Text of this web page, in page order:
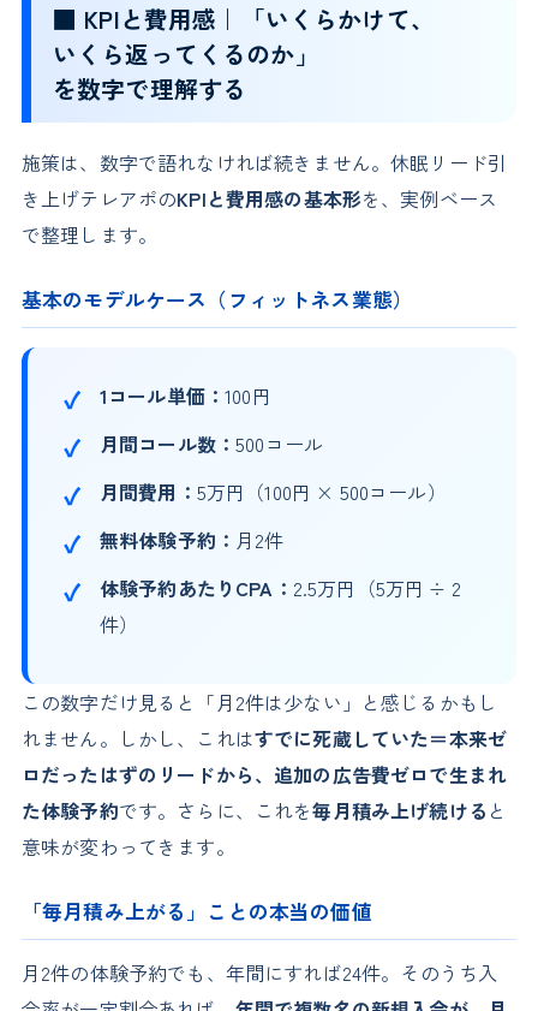
■ KPIと費用感｜「いくらかけて、
いくら返ってくるのか」
を数字で理解する
施策は、数字で語れなければ続きません。休眠リード引
き上げテレアポのKPIと費用感の基本形を、実例ベース
で整理します。
基本のモデルケース（フィットネス業態）
1コール単価：100円
月間コール数：500コール
月間費用： 5万円（100円 × 500コール）
無料体験予約： 月2件
体験予約あたりCPA： 2.5万円（5万円 ÷ 2
件）
この数字だけ見ると「月2件は少ない」と感じるかもし
れません。しかし、これはすでに死蔵していた＝本来ゼ
ロだったはずのリードから、追加の広告費ゼロで生まれ
た体験予約です。さらに、これを毎月積み上げ続ける と
意味が変わってきます。
「毎月積み上がる」ことの本当の価値
月2件の体験予約でも、年間にすれば24件。そのうち入